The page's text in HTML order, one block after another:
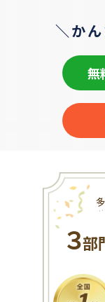
＼か
無
３部